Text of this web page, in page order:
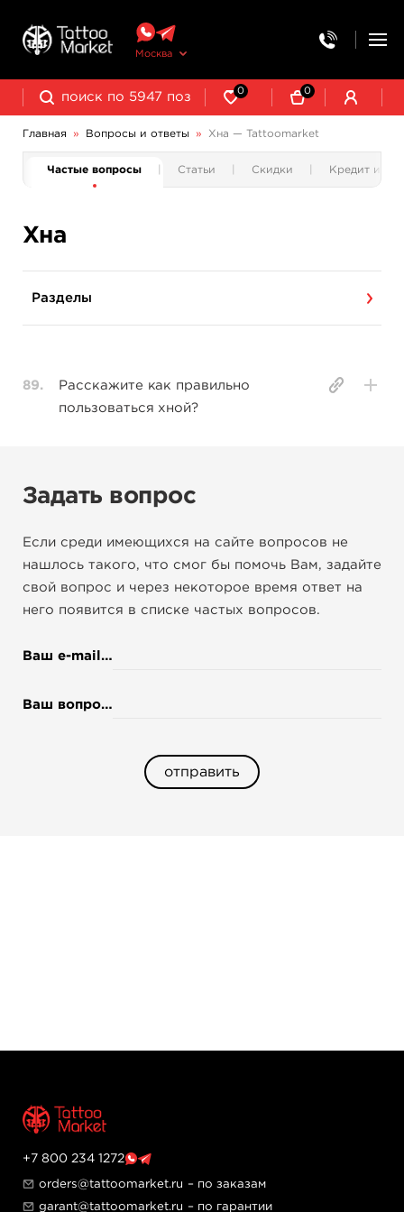
Москва
0 0
Главная » Вопросы и ответы » Хна — Tattoomarket
Частые вопросы Статьи Скидки Кредит и
Хна
89.
Расскажите как правильно
пользоваться хной?
Задать вопрос
Если среди имеющихся на сайте вопросов не
нашлось такого, что смог бы помочь Вам, задайте
свой вопрос и через некоторое время ответ на
него появится в списке частых вопросов.
Ваш e-mail
Ваш вопрос
отправить
Разделы
+7 800 234 1272
orders@tattoomarket.ru – по заказам
garant@tattoomarket.ru – по гарантии